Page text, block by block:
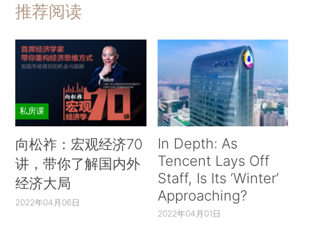
推荐阅读
私房课
向松祚：宏观经济70
讲，带你了解国内外
经济大局
2022年04月06日
In Depth: As
Tencent Lays Off
Staff, Is Its ‘Winter’
Approaching?
2022年04月01日